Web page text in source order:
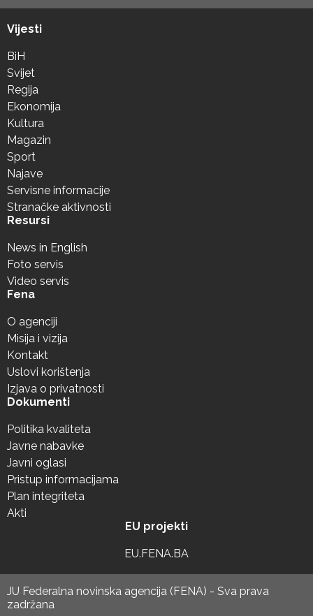
Vijesti
BiH
Svijet
Regija
Ekonomija
Kultura
Magazin
Sport
Najave
Servisne informacije
Stranačke aktivnosti
Resursi
News in English
Foto servis
Video servis
Fena
O agenciji
Misija i vizija
Kontakt
Uslovi korištenja
Izjava o privatnosti
Dokumenti
Politika kvaliteta
Javne nabavke
Javni oglasi
Pristup informacijama
Plan integriteta
Akti
EU projekti
EU.FENA.BA
JU Federalna novinska agencija (FENA) - Sva prava
zadržana